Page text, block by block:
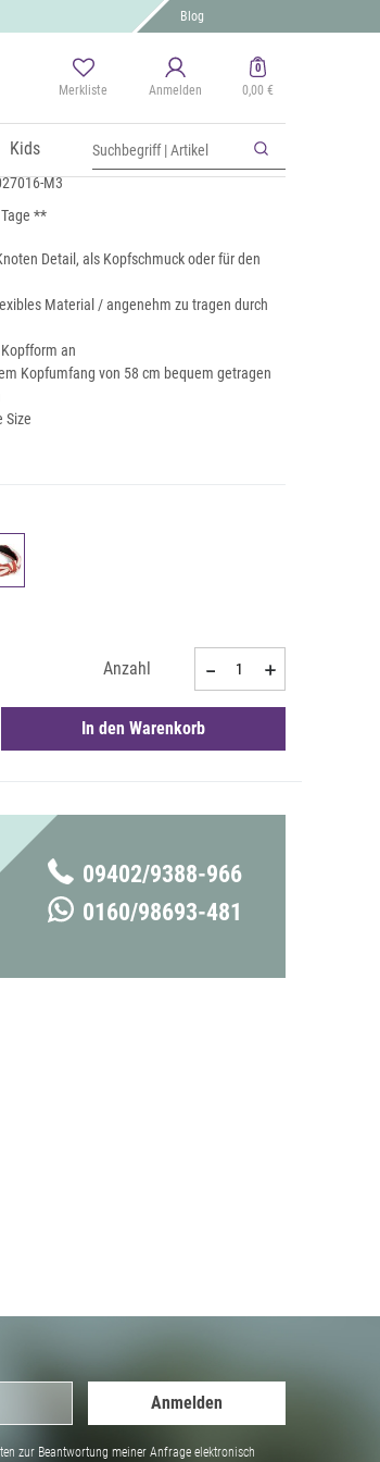
Blog
Merkliste Anmelden
0
0,00 €
Kids
M3
Tage **
Detail, als Kopfschmuck oder für den
Material / angenehm zu tragen durch
an
Kopfumfang von 58 cm bequem getragen
Size
Anzahl
In den Warenkorb
09402/9388-966
0160/98693-481
Anmelden
zur Beantwortung meiner Anfrage elektronisch